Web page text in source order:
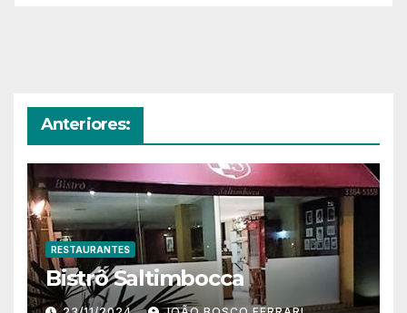
Anteriores:
RESTAURANTES
Bistrô Saltimbocca